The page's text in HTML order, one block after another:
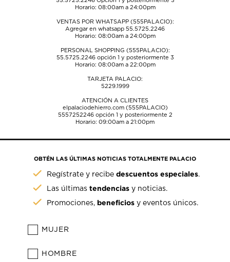
Horario: 08:00am a 24:00pm
VENTAS POR WHATSAPP (555PALACIO):
Agregar en whatsapp 55.5725.2246
Horario: 08:00am a 24:00pm
PERSONAL SHOPPING (555PALACIO):
55.5725.2246opción 1 y posteriormente 3
Horario: 08:00am a 22:00pm
TARJETA PALACIO:
5229.1999
ATENCIÓN A CLIENTES
elpalaciodehierro.com (555PALACIO)
5557252246opción 1 y posteriormente 2
Horario: 09:00am a 21:00pm
OBTÉN LAS ÚLTIMAS NOTICIAS TOTALMENTE PALACIO
Regístrate y recibedescuentos especiales.
Las últimastendencias y noticias.
Promociones, beneficios y eventos únicos.
MUJER
HOMBRE